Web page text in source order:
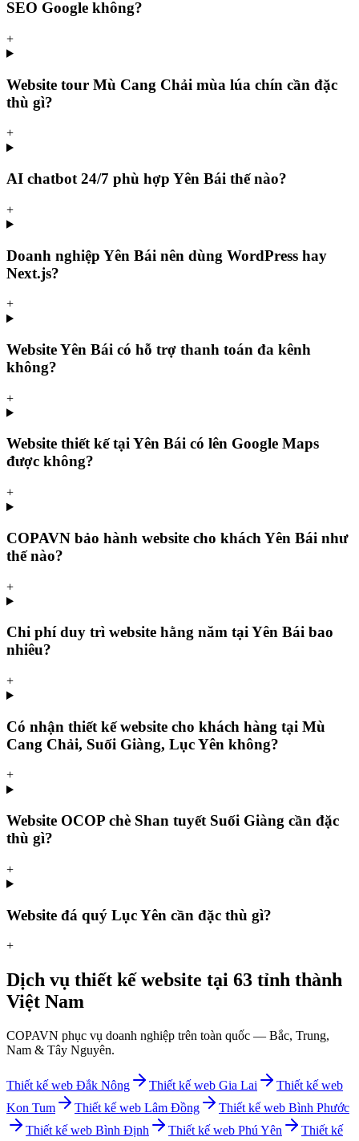
SEO Google không?
+
Website tour Mù Cang Chải mùa lúa chín cần đặc
thù gì?
+
AI chatbot 24/7 phù hợp Yên Bái thế nào?
+
Doanh nghiệp Yên Bái nên dùng WordPress hay
Next.js?
+
Website Yên Bái có hỗ trợ thanh toán đa kênh
không?
+
Website thiết kế tại Yên Bái có lên Google Maps
được không?
+
COPAVN bảo hành website cho khách Yên Bái như
thế nào?
+
Chi phí duy trì website hằng năm tại Yên Bái bao
nhiêu?
+
Có nhận thiết kế website cho khách hàng tại Mù
Cang Chải, Suối Giàng, Lục Yên không?
+
Website OCOP chè Shan tuyết Suối Giàng cần đặc
thù gì?
+
Website đá quý Lục Yên cần đặc thù gì?
+
Dịch vụ thiết kế website tại 63 tỉnh thành
Việt Nam
COPAVN phục vụ doanh nghiệp trên toàn quốc — Bắc, Trung,
Nam & Tây Nguyên.
Thiết kế web Đắk Nông Thiết kế web Gia Lai
Thiết kế web
Kon Tum
Thiết kế web Lâm Đồng Thiết kế web Bình Phước
Thiết kế web Bình Định Thiết kế web Phú Yên
Thiết kế